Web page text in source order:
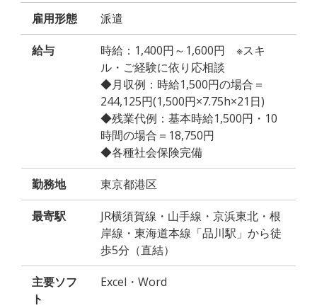
雇用形態 派遣
給与
時給：1,400円～1,600円 ※スキ
ル・ご経験に依り応相談
◆月収例：時給1,500円の場合＝
244,125円(1,500円×7.75h×21日)
◆残業代例：基本時給1,500円・10
時間の場合＝18,750円
◆各種社会保険完備
勤務地 東京都港区
最寄駅
JR横須賀線・山手線・京浜東北・根
岸線・東海道本線「品川駅」から徒
歩5分（直結）
主要ソフ
ト
Excel・Word